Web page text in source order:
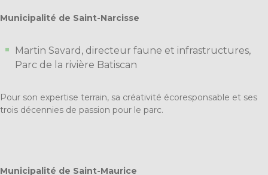
Municipalité de Saint-Narcisse
Martin Savard, directeur faune et infrastructures,
Parc de la rivière Batiscan
Pour son expertise terrain, sa créativité écoresponsable et ses
trois décennies de passion pour le parc.
Municipalité de Saint-Maurice